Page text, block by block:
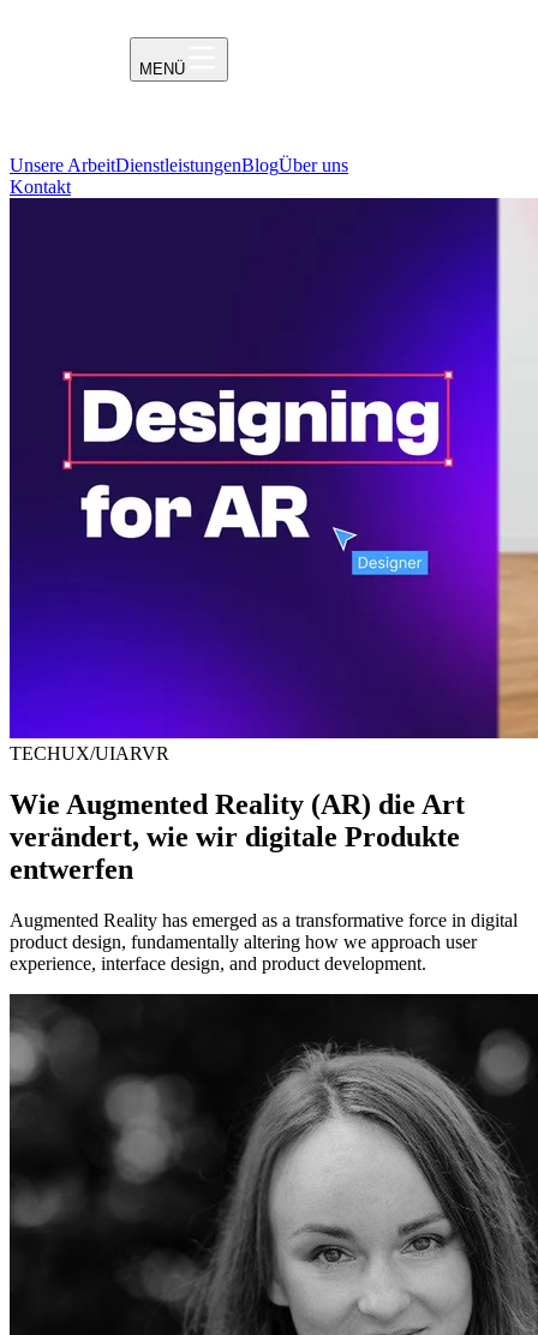
MENÜ
Unsere ArbeitDienstleistungenBlogÜber uns
Kontakt
TECHUX/UIARVR
Wie Augmented Reality (AR) die Art
verändert, wie wir digitale Produkte
entwerfen
Augmented Reality has emerged as a transformative force in digital
product design, fundamentally altering how we approach user
experience, interface design, and product development.